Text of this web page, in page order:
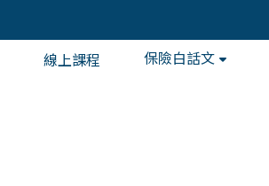
線上課程 保險白話文